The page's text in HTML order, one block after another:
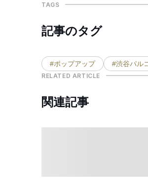
TAGS
記事のタグ
#ポップアップ #渋谷パル
RELATED ARTICLE
関連記事